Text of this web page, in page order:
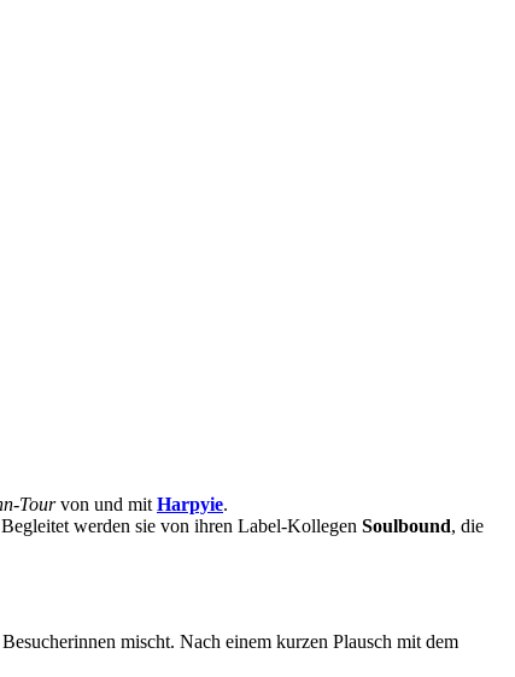
Tourvon und mit Harpyie.
werden sie von ihren Label-Kollegen Soulbound, die
mischt. Nach einem kurzen Plausch mit dem